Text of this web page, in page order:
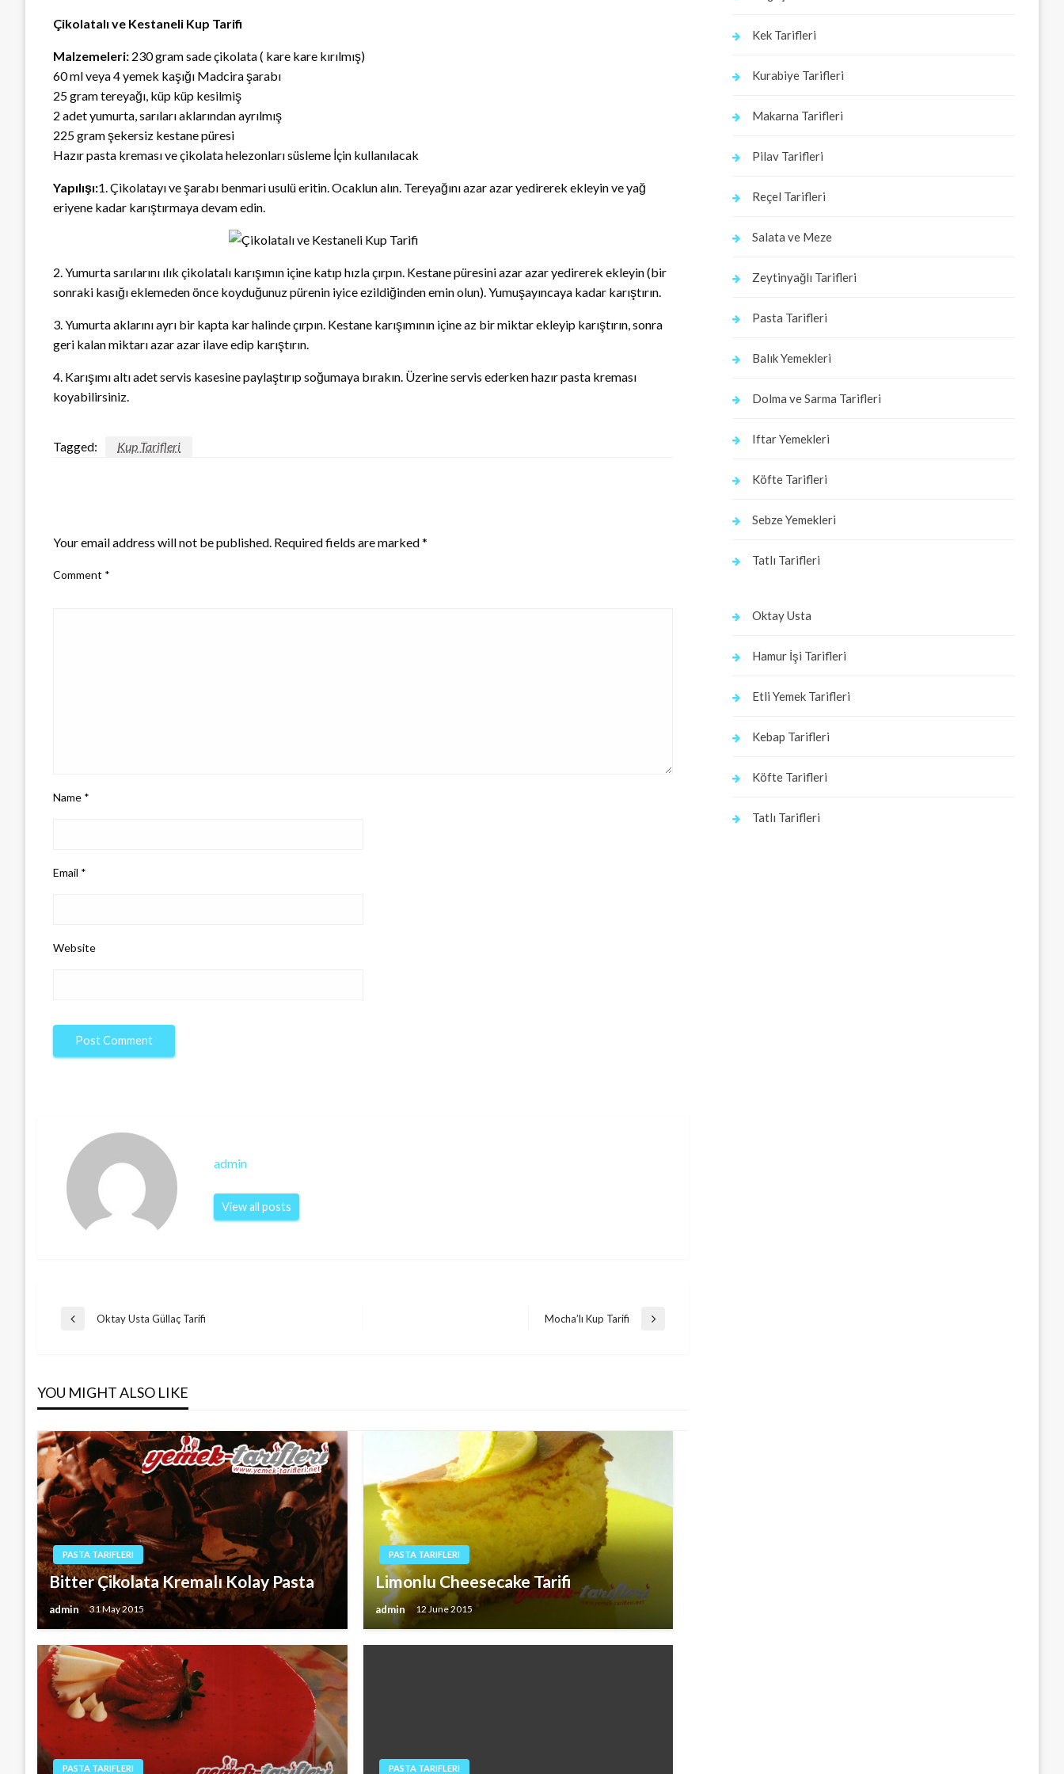
Çikolatalı ve Kestaneli Kup Tarifi
Malzemeleri: 230 gram sade çikolata ( kare kare kırılmış)
60 ml veya 4 yemek kaşığı Madcira şarabı
25 gram tereyağı, küp küp kesilmiş
2 adet yumurta, sarıları aklarından ayrılmış
225 gram şekersiz kestane püresi
Hazır pasta kreması ve çikolata helezonları süsleme İçin kullanılacak
Yapılışı:1. Çikolatayı ve şarabı benmari usulü eritin. Ocaklun alın. Tereyağını azar azar yedirerek ekleyin ve yağ
eriyene kadar karıştırmaya devam edin.
2. Yumurta sarılarını ılık çikolatalı karışımın içine katıp hızla çırpın. Kestane püresini azar azar yedirerek ekleyin (bir
sonraki kasığı eklemeden önce koyduğunuz pürenin iyice ezildiğinden emin olun). Yumuşayıncaya kadar karıştırın.
3. Yumurta aklarını ayrı bir kapta kar halinde çırpın. Kestane karışımının içine az bir miktar ekleyip karıştırın, sonra
geri kalan miktarı azar azar ilave edip karıştırın.
4. Karışımı altı adet servis kasesine paylaştırıp soğumaya bırakın. Üzerine servis ederken hazır pasta kreması
koyabilirsiniz.
Tagged: Kup Tarifleri
Your email address will not be published. Required fields are marked*
Comment *
Name *
Email *
Website
admin
View all posts
Post
Previous
Oktay Usta Güllaç Tarifi
Next
Mocha’lı Kup Tarifi
YOU MIGHT ALSO LIKE
PASTA TARIFLERI
Bitter Çikolata Kremalı Kolay Pasta
admin 31 May 2015
PASTA TARIFLERI
Limonlu Cheesecake Tarifi
admin 12 June 2015
PASTA TARIFLERI PASTA TARIFLERI
Kek Tarifleri
Kurabiye Tarifleri
Makarna Tarifleri
Pilav Tarifleri
Reçel Tarifleri
Salata ve Meze
Zeytinyağlı Tarifleri
Pasta Tarifleri
Balık Yemekleri
Dolma ve Sarma Tarifleri
Iftar Yemekleri
Köfte Tarifleri
Sebze Yemekleri
Tatlı Tarifleri
Oktay Usta
Hamur İşi Tarifleri
Etli Yemek Tarifleri
Kebap Tarifleri
Köfte Tarifleri
Tatlı Tarifleri